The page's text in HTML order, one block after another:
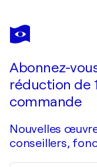
NATALIA
NOSEK
Abonnez-
réduction de
commande
Nouvelles
conseillers,